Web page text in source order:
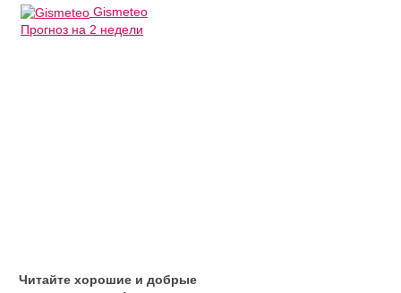
Gismeteo
Прогноз на 2 недели
Читайте хорошие и добрые